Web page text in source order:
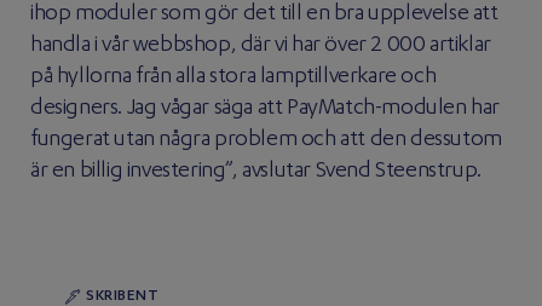
ihop moduler som gör det till en bra upplevelse att
handla i vår webbshop, där vi har över 2 000 artiklar
på hyllorna från alla stora lamptillverkare och
designers. Jag vågar säga att PayMatch-modulen har
fungerat utan några problem och att den dessutom
är en billig investering”, avslutar Svend Steenstrup.
SKRIBENT